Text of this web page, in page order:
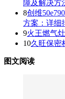
障及解决方
8创维
方案：详细
9火王燃气灶
10久旺保密
图文阅读